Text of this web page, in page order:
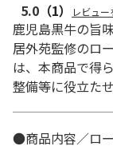
5.0 （1） レビュー
鹿児島黒牛の旨
居外苑監修のロ
は、本商品で得
整備等に役立た
●商品内容／ロ